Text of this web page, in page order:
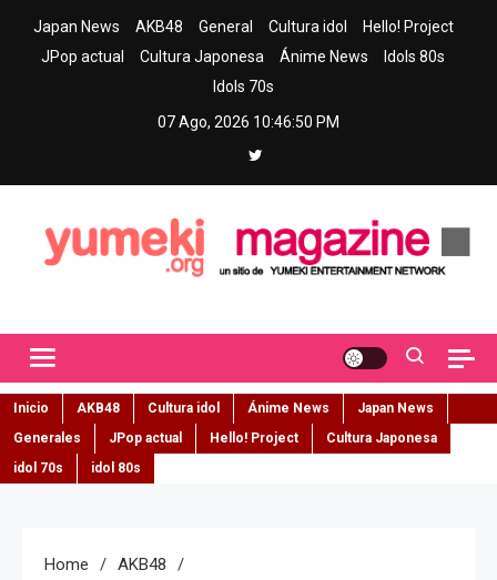
Japan News AKB48 General Cultura idol
Hello! Project
JPop actual
Cultura Japonesa Ánime News
Idols 80s
Idols 70s
07 Ago, 2026 10:46:51 PM
Inicio AKB48 Cultura idol Ánime News
Japan News
Generales
JPop actual Hello! Project
Cultura Japonesa
idol 70s
idol 80s
Home
AKB48